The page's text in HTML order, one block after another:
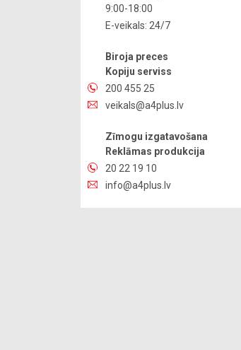
9:00-18:00
E-veikals: 24/7
Biroja preces
Kopiju serviss
200 455 25
veikals@a4plus.lv
Zīmogu izgatavošana
Reklāmas produkcija
20 22 19 10
info@a4plus.lv